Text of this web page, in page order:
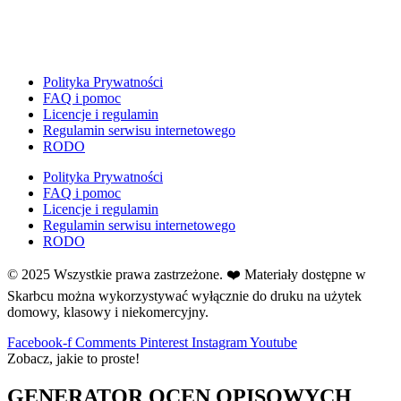
Ferie
Fotobudka
Girlandy
Girlandy na LATO
Grafomotoryka
Grinch
Gry
↳ Dopasuj i opowiedź
↳ Ja mam kto ma
↳ Labirynt podłogowy
↳ Puzzle
Polityka Prywatności
FAQ i pomoc
Licencje i regulamin
Regulamin serwisu internetowego
RODO
Polityka Prywatności
FAQ i pomoc
Licencje i regulamin
Regulamin serwisu internetowego
RODO
© 2025 Wszystkie prawa zastrzeżone. ❤️ Materiały dostępne w
Skarbcu można wykorzystywać wyłącznie do druku na użytek
domowy, klasowy i niekomercyjny.
Facebook-f Comments Pinterest InstagramYoutube
Zobacz, jakie to proste!
GENERATOR OCEN OPISOWYCH